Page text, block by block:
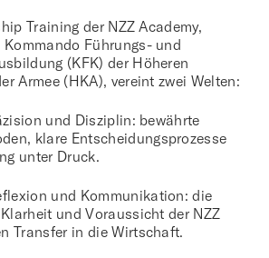
Training der NZZ Academy,
Kommando Führungs- und
(KFK) der Höheren
Armee (HKA), vereint zwei Welten:
und Disziplin: bewährte
klare Entscheidungsprozesse
unter Druck.
und Kommunikation: die
und Voraussicht der NZZ
Transfer in die Wirtschaft.